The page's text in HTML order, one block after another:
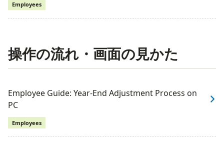
Employees
操作の流れ・画面の見かた
Employee Guide: Year-End Adjustment Process on
PC
Employees